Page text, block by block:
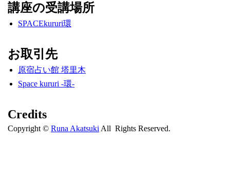
講座の受講場所
SPACEkururi環
お取引先
原宿占い館 塔里木
Space kururi -環-
Credits
Copyright © Runa Akatsuki All Rights Reserved.